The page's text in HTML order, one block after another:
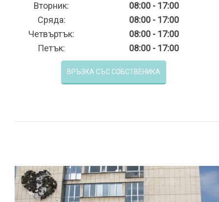
Вторник:
08:00 - 17:00
Сряда:
08:00 - 17:00
Четвъртък:
08:00 - 17:00
Петък:
08:00 - 17:00
ВРЪЗКА СЪС СОБСТВЕНИКА